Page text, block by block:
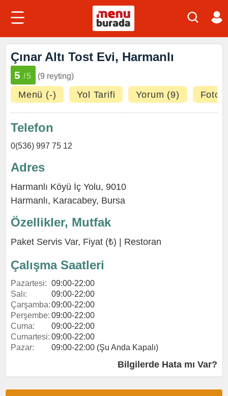
Çınar Altı Tost Evi, Harmanlı
5 /5 (9 reyting)
Menü (-) Yol Tarifi Yorum (9)
Telefon
0(536) 997 75 12
Adres
Harmanlı Köyü İç Yolu, 9010
Harmanlı, Karacabey, Bursa
Özellikler, Mutfak
Paket Servis Var, Fiyat (₺) | Restoran
Çalışma Saatleri
Pazartesi: 09:00-22:00
Salı:
09:00-22:00
Çarşamba:09:00-22:00
Perşembe: 09:00-22:00
Cuma:
09:00-22:00
Cumartesi: 09:00-22:00
Pazar:
09:00-22:00 (Şu Anda Kapalı)
Bilgilerde Hata mı Var?